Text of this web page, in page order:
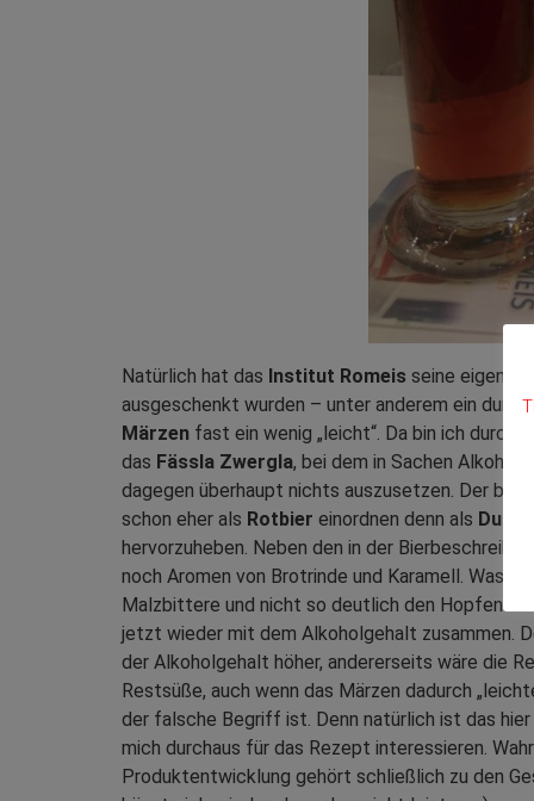
Natürlich hat das Institut Romeis seine eigene
ausgeschenkt wurden – unter anderem ein
Märzen fast ein wenig „leicht“. Da bin ich
das Fässla Zwergla, bei dem in Sachen Alkohol
dagegen überhaupt nichts auszusetzen. Der
schon eher als Rotbier einordnen denn als
hervorzuheben. Neben den in der
noch Aromen von Brotrinde und Karamell. Was
Malzbittere und nicht so deutlich den Hopfen
jetzt wieder mit dem Alkoholgehalt zusammen.
der Alkoholgehalt höher, andererseits wäre die
Restsüße, auch wenn das Märzen dadurch
der falsche Begriff ist. Denn natürlich ist das hier
mich durchaus für das Rezept interessieren.
Produktentwicklung gehört schließlich zu den